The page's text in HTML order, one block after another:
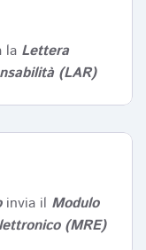
la Lettera
(LAR)
invia il Modulo
(MRE)